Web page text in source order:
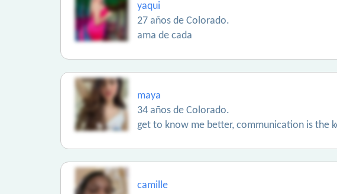
yaqui
27 años de Colorado.
ama de cada
maya
34 años de Colorado.
get to know me better, communication is the
camille